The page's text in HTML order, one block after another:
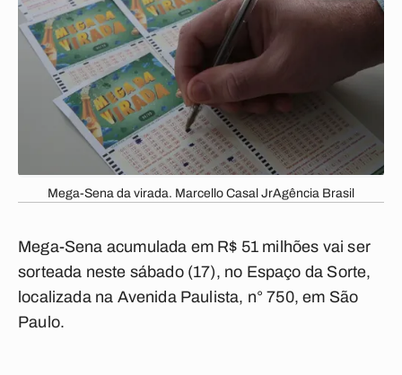
Mega-Sena da virada. Marcello Casal JrAgência Brasil
Mega-Sena acumulada em R$ 51 milhões vai ser
sorteada neste sábado (17), no Espaço da Sorte,
localizada na Avenida Paulista, n° 750, em São
Paulo.